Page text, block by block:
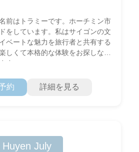
前はトラミーです。ホーチミン市
をしています。私はサイゴンの文
ベートな魅力を旅行者と共有する
しくて本格的な体験をお探しな
す。
約 詳細を見る
Huyen July